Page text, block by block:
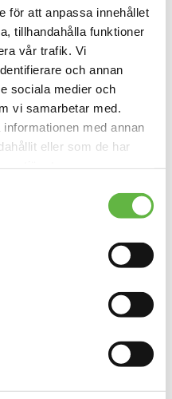
för att anpassa innehållet
tillhandahålla funktioner
vår trafik. Vi
och annan
sociala medier och
vi samarbetar med.
med annan
eller som de har
Skegyak HTP, PriLite
Skegyak, Neptun, PriLite
Marlin, PriLite Marlin LV,
Seayak Classic, Falcon,
Laminat, Proteus,
Millenium Evo, Narva,
Touryak 470, Dayliner S,
Yukon K2 Sport, Piave,
Lavie
Seayak 500 LV, Dayliner
500, Excursion Evo